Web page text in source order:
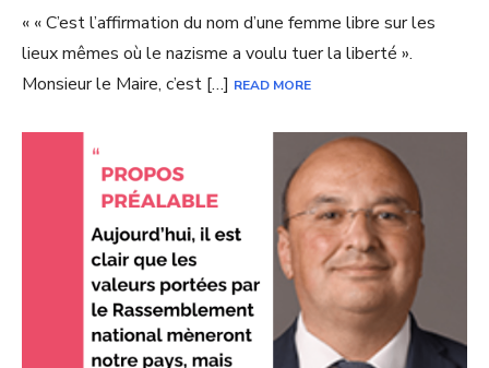
« « C’est l’affirmation du nom d’une femme libre sur les
lieux mêmes où le nazisme a voulu tuer la liberté ».
Monsieur le Maire, c’est […] READ MORE